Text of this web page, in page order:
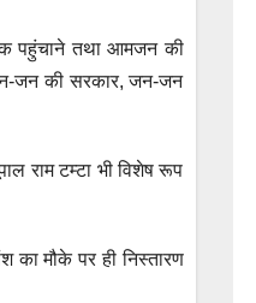
पहुंचाने तथा आमजन की
जन की सरकार, जन-जन
राम टम्टा भी विशेष रूप
का मौके पर ही निस्तारण